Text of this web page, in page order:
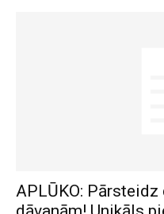
APLŪKO: